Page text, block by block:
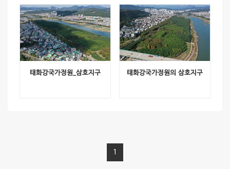
태화강국가정원_삼호지구 태화강국가정원의 삼호지구
1